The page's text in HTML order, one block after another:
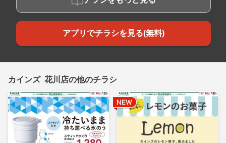
アプリでチラシを見る(無料)
カインズ 花川店の他のチラシ